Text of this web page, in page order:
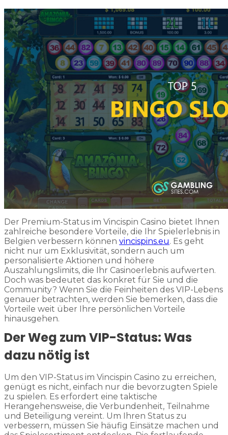
Der Premium-Status im Vincispin Casino bietet Ihnen
zahlreiche besondere Vorteile, die Ihr Spielerlebnis in
Belgien verbessern können vincispins.eu. Es geht
nicht nur um Exklusivität, sondern auch um
personalisierte Aktionen und höhere
Auszahlungslimits, die Ihr Casinoerlebnis aufwerten.
Doch was bedeutet das konkret für Sie und die
Community? Wenn Sie die Feinheiten des VIP-Lebens
genauer betrachten, werden Sie bemerken, dass die
Vorteile weit über Ihre persönlichen Vorteile
hinausgehen.
Der Weg zum VIP-Status: Was
dazu nötig ist
Um den VIP-Status im Vincispin Casino zu erreichen,
genügt es nicht, einfach nur die bevorzugten Spiele
zu spielen. Es erfordert eine taktische
Herangehensweise, die Verbundenheit, Teilnahme
und Beteiligung vereint. Um Ihren Status zu
verbessern, müssen Sie häufig Einsätze machen und